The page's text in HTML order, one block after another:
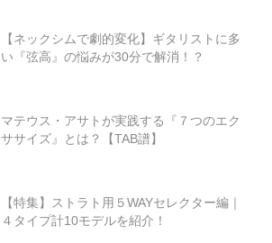
【ネックシムで劇的変化】ギタリストに多
い『弦高』の悩みが30分で解消！？
マテウス・アサトが実践する『７つのエク
ササイズ』とは？【TAB譜】
【特集】ストラト用５WAYセレクター編｜
４タイプ計10モデルを紹介！